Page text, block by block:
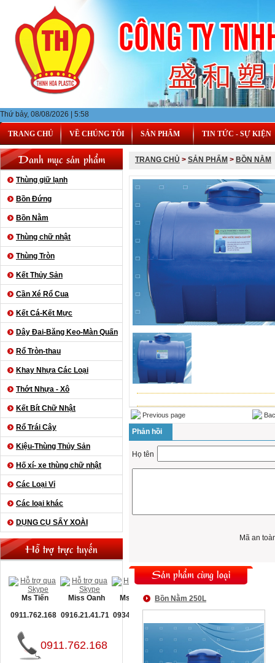
Thứ bảy, 08/08/2026 | 5:58
TRANG CHỦ VỀ CHÚNG TÔI SẢN PHẨM TIN TỨC - SỰ KIỆN
Danh mục sản phẩm
Thùng giữ lạnh
Bồn Đứng
Bồn Nằm
Thùng chữ nhật
Thùng Tròn
Kết Thủy Sản
Cần Xé Rổ Cua
Kết Cá-Kết Mực
Dây Đai-Băng Keo-Màn Quấn
Rổ Tròn-thau
Khay Nhựa Các Loại
Thớt Nhựa - Xô
Kết Bít Chữ Nhật
Rổ Trái Cây
Kiệu-Thùng Thủy Sản
Hố xí- xe thùng chữ nhật
Các Loại Vỉ
Các loại khác
DỤNG CỤ SẤY XOÀI
Hỗ trợ trực tuyến
Ms Tiến
0911.762.168
Miss Oanh
0916.21.41.71
Ms Nguyệt
0934.093.660
0911.762.168
TRANG CHỦ > SẢN PHẨM > BỒN NẰM
Previous page
Phản hồi
Họ tên
Mã an
Sản phẩm cùng loại
Bồn Nằm 250L